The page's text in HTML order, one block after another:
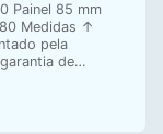
Painel 85 mm
Medidas ↑
pela
de…